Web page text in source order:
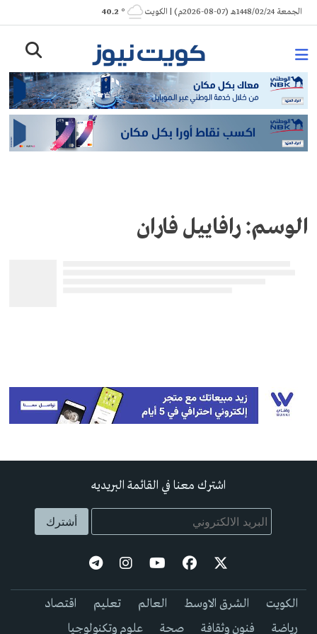
Skip
to
الجمعة 1448/02/24هـ (07-08-2026م) | الكويت ° 40.2
الوسم:رافاييل فاران
اشترك معنا في القائمة البريديه
الكويت الشرق الاوسط العالم تعليم
اقتصاد
رياضة
فنون وثقافة صحة علوم وتكنولوجيا